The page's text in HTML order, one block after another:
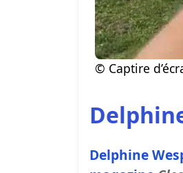
© Captire
Delphine